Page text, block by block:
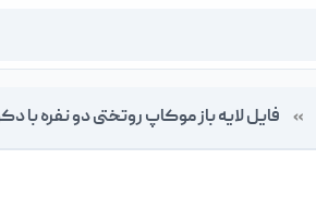
» فایل لایه باز موکاپ روتختی دو نفره با